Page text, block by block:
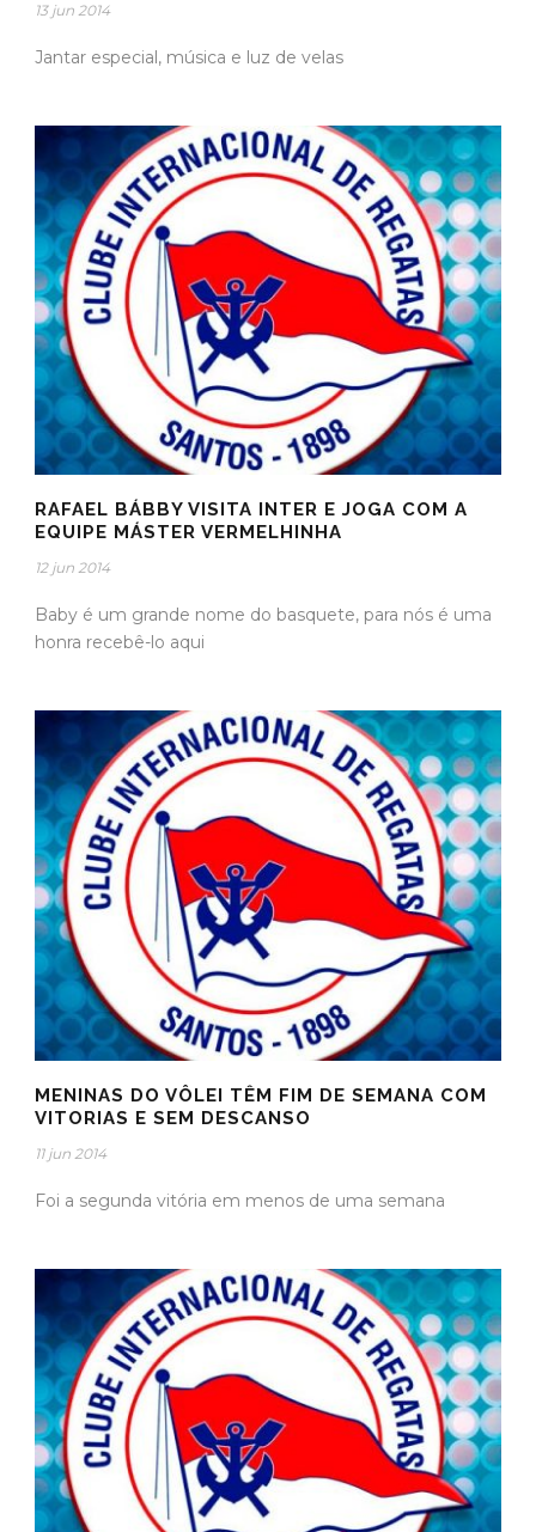
13 jun 2014
Jantar especial, música e luz de velas
RAFAEL BÁBBY VISITA INTER E JOGA COM A
EQUIPE MÁSTER VERMELHINHA
12 jun 2014
Baby é um grande nome do basquete, para nós é uma
honra recebê-lo aqui
MENINAS DO VÔLEI TÊM FIM DE SEMANA COM
VITORIAS E SEM DESCANSO
11 jun 2014
Foi a segunda vitória em menos de uma semana